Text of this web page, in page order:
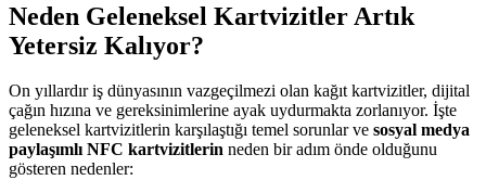
Neden Geleneksel Kartvizitler Artık
Yetersiz Kalıyor?
On yıllardır iş dünyasının vazgeçilmezi olan kağıt kartvizitler, dijital
çağın hızına ve gereksinimlerine ayak uydurmakta zorlanıyor. İşte
geleneksel kartvizitlerin karşılaştığı temel sorunlar ve sosyal medya
paylaşımlı NFC kartvizitlerin neden bir adım önde olduğunu
gösteren nedenler: